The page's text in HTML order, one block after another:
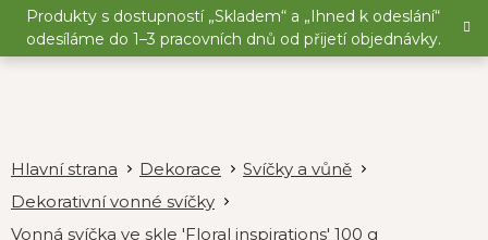
Přejít
obsah
Produkty s dostupností „Skladem“ a „Ihned k odeslání“
odesíláme do 1–3 pracovních dnů od přijetí objednávky.
Dekorace
Svíčky a vůně
Dekorativní vonné svíčky
Vonná svíčka ve skle 'Floral inspirations' 100 g